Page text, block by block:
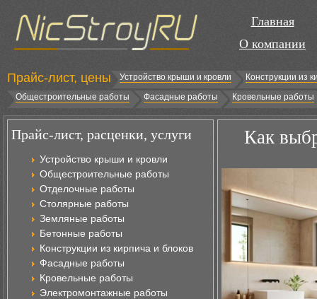
Главная
О компании
Прайс-лист, цены Устройство крыши и кровли
Конструкции из
Общестроительные работы
Фасадные работы Кровельные работы
Прайс-лист, расценки, услуги
Устройство крыши и кровли
Общестроительные работы
Отделочные работы
Столярные работы
Земляные работы
Бетонные работы
Конструкции из кирпича и блоков
Фасадные работы
Кровельные работы
Электромонтажные работы
Как